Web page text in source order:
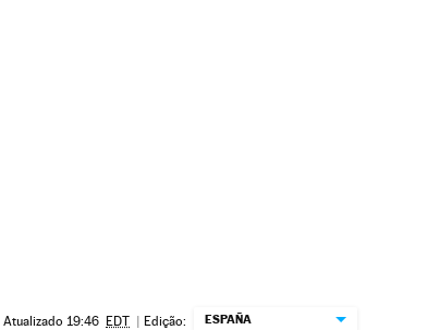
Atualizado 19:46 EDT | Edição: ESPAÑA